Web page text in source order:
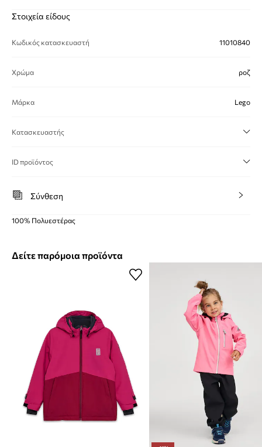
Στοιχεία είδους
Κωδικός κατασκευαστή 11010840
Χρώμα ροζ
Μάρκα Lego
Κατασκευαστής
ID προϊόντος
Σύνθεση
100% Πολυεστέρας
Δείτε παρόμοια προϊόντα